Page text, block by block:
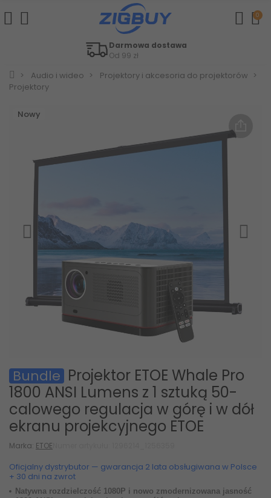
0
Łatwe zwroty
W ciągu 30 dni
Audio i wideo
Projektory i akcesoria do projektorów
Projektory
Nowy
Bundle Projektor ETOE Whale Pro
1800 ANSI Lumens z 1 sztuką 50-
calowego regulacja w górę i w dół
ekranu projekcyjnego ETOE
Marka: ETOE
Oficjalny dystrybutor — gwarancja 2 lata obsługiwana w Polsce
+ 30 dni na zwrot
Natywna rozdzielczość 1080P i nowo zmodernizowana jasność